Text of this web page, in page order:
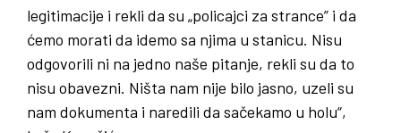
legitimacije i rekli da su „policajci za strance” i da
ćemo morati da idemo sa njima u stanicu. Nisu
odgovorili ni na jedno naše pitanje, rekli su da to
nisu obavezni. Ništa nam nije bilo jasno, uzeli su
nam dokumenta i naredili da sačekamo u holu“,